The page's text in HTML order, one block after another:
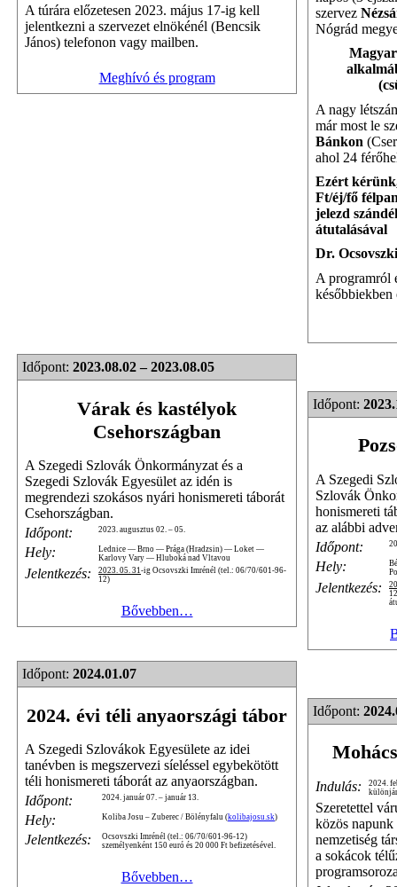
A túrára előzetesen 2023. május 17-ig kell
jelentkezni a szervezet elnökénél (Bencsik
János) telefonon vagy mailben.
Meghívó és program
szervez
Nógrád
A nagy
már most le
Bánkon
ahol 24
Ezért
Ft/éj/fő
jelezd
átutalásával
Dr.
A programról
későbbiekben
Időpont: 2023.08.02 – 2023.08.05
Várak és kastélyok
Csehországban
A Szegedi Szlovák Önkormányzat és a
Szegedi Szlovák Egyesület az idén is
megrendezi szokásos nyári honismereti táborát
Csehországban.
Időpont:
2023. augusztus 02. – 05.
Hely:
Lednice — Brno — Prága (Hradzsin) — Loket —
Karlovy Vary — Hluboká nad Vltavou
Jelentkezés: 2023. 05. 31-ig Ocsovszki Imrénél (tel.: 06/70/601-96-
12)
Bővebben…
Időpont:
A Szegedi
Szlovák
honismereti
az alábbi
Időpont:
Hely:
Jelentkezés:
Időpont: 2024.01.07
2024. évi téli anyaországi tábor
A Szegedi Szlovákok Egyesülete az idei
tanévben is megszervezi síeléssel egybekötött
téli honismereti táborát az anyaországban.
Időpont:
2024. január 07. – január 13.
Hely: Koliba Josu – Zuberec / Bölényfalu (kolibajosu.sk)
Jelentkezés:
Ocsovszki Imrénél (tel.: 06/70/601-96-12)
személyenként 150 euró és 20 000 Ft befizetésével.
Bővebben…
Időpont:
Indulás:
2024.
Szeretettel
közös napunk
nemzetiség
a sokácok